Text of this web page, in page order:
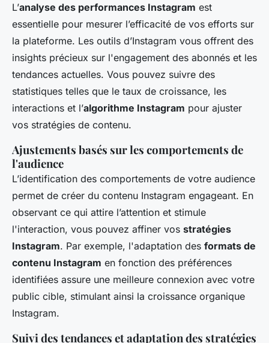
L’analyse des performances Instagram est
essentielle pour mesurer l’efficacité de vos efforts sur
la plateforme. Les outils d’Instagram vous offrent des
insights précieux sur l'engagement des abonnés et les
tendances actuelles. Vous pouvez suivre des
statistiques telles que le taux de croissance, les
interactions et l’algorithme Instagram pour ajuster
vos stratégies de contenu.
Ajustements basés sur les comportements de
l'audience
L’identification des comportements de votre audience
permet de créer du contenu Instagram engageant. En
observant ce qui attire l’attention et stimule
l'interaction, vous pouvez affiner vos stratégies
Instagram. Par exemple, l'adaptation des formats de
contenu Instagram en fonction des préférences
identifiées assure une meilleure connexion avec votre
public cible, stimulant ainsi la croissance organique
Instagram.
Suivi des tendances et adaptation des stratégies